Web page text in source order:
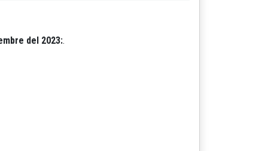
del 2023:.